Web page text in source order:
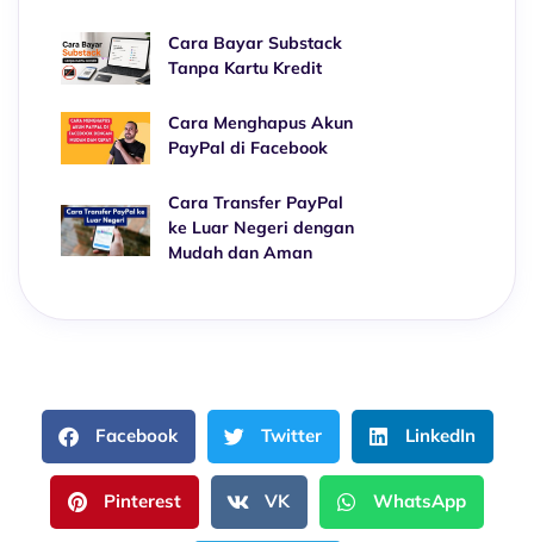
Cara Bayar Substack
Tanpa Kartu Kredit
Cara Menghapus Akun
PayPal di Facebook
Cara Transfer PayPal
ke Luar Negeri dengan
Mudah dan Aman
Facebook Twitter LinkedIn
Pinterest VK WhatsApp